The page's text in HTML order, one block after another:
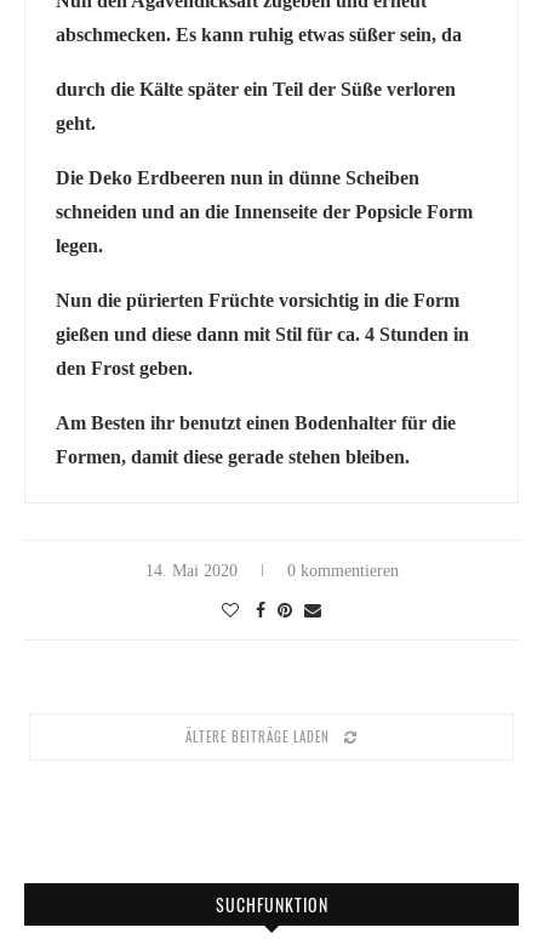
abschmecken. Es kann ruhig etwas süßer sein, da
durch die Kälte später ein Teil der Süße verloren
geht.
Die Deko Erdbeeren nun in dünne Scheiben
schneiden und an die Innenseite der Popsicle Form
legen.
Nun die pürierten Früchte vorsichtig in die Form
gießen und diese dann mit Stil für ca. 4 Stunden in
den Frost geben.
Am Besten ihr benutzt einen Bodenhalter für die
Formen, damit diese gerade stehen bleiben.
14. Mai 2020 0 kommentieren
ÄLTERE BEITRÄGE LADEN
SUCHFUNKTION